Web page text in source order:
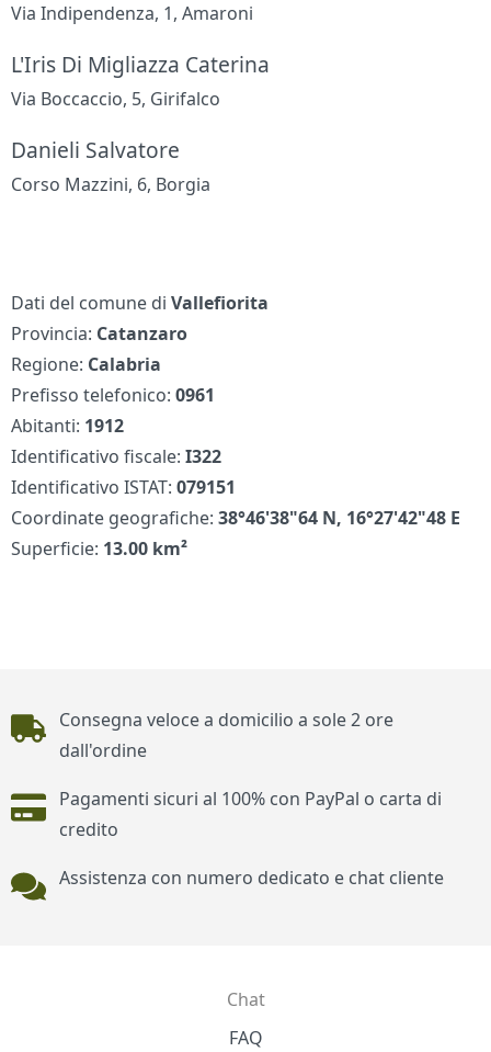
Via Indipendenza, 1, Amaroni
L'Iris Di Migliazza Caterina
Via Boccaccio, 5, Girifalco
Danieli Salvatore
Corso Mazzini, 6, Borgia
Dati del comune diVallefiorita
Provincia: Catanzaro
Regione: Calabria
Prefisso telefonico:0961
Abitanti: 1912
Identificativo fiscale:I322
Identificativo ISTAT:079151
Coordinate geografiche:38°46'38"64 N, 16°27'42"48 E
Superficie: 13.00 km²
Piè di pagina
Consegna veloce a domicilio a sole 2 ore
dall'ordine
Pagamenti sicuri al 100% con PayPal o carta di
credito
Assistenza con numero dedicato e chat cliente
Chat
FAQ